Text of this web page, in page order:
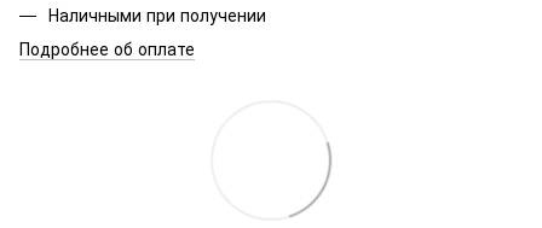
Наличными при получении
Подробнее об оплате